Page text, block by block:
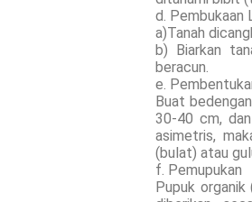
d. Pembukaan
a)Tanah
b) Biarkan
beracun.
e.
Buat
30-40 cm,
asimetris,
(bulat) atau
f. Pemupukan
Pupuk